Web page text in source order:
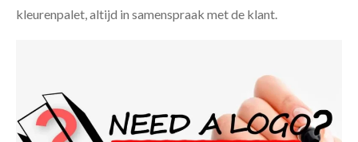
kleurenpalet, altijd in samenspraak met de klant.